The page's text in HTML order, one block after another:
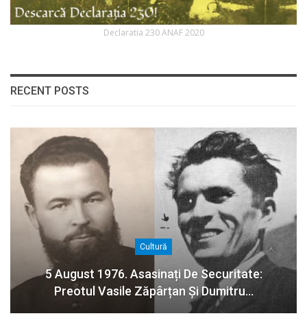
Declaratia 230 ANAF 2020
RECENT POSTS
Cultură
5 August 1976. Asasinați De Securitate:
Preotul Vasile Zăpârțan Și Dumitru…